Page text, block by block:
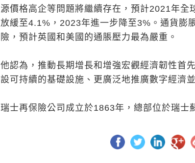
源價格高企等問題將繼續存在，預計2021年全
放緩至4.1%，2023年進一步降至3%。通貨膨
險，預計英國和美國的通脹壓力最為嚴重。
他認為，推動長期增長和增強宏觀經濟韌性首
設可持續的基礎設施、更廣泛地推廣數字經濟
瑞士再保險公司成立於1863年，總部位於瑞士